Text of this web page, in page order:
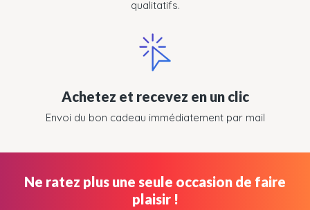
qualitatifs.
Achetez et recevez en un clic
Envoi du bon cadeau immédiatement par mail
Ne ratez plus une seule occasion de faire
plaisir !